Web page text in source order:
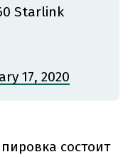
Starlink
17, 2020
состоит